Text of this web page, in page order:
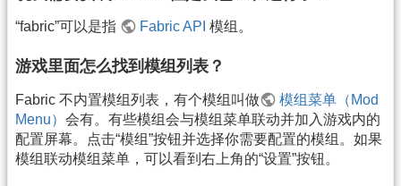
“fabric”可以是指 Fabric API 模组。
游戏里面怎么找到模组列表？
Fabric 不内置模组列表，有个模组叫做
模组菜单（Mod
Menu） 会有。有些模组会与模组菜单联动并加入游戏内的
配置屏幕。点击“模组”按钮并选择你需要配置的模组。如果
模组联动模组菜单，可以看到右上角的“设置”按钮。